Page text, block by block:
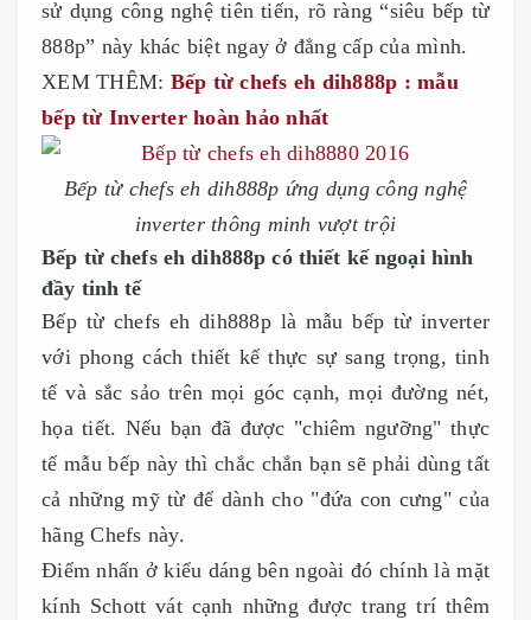
sử dụng công nghệ tiên tiến, rõ ràng “siêu bếp từ
888p” này khác biệt ngay ở đẳng cấp của mình.
XEM THÊM: Bếp từ chefs eh dih888p : mẫu
bếp từ Inverter hoàn hảo nhất
Bếp từ chefs eh dih888p ứng dụng công nghệ
inverter thông minh vượt trội
Bếp từ chefs eh dih888p có thiết kế ngoại hình
đầy tinh tế
Bếp từ chefs eh dih888p là mẫu bếp từ inverter
với phong cách thiết kế thực sự sang trọng, tinh
tế và sắc sảo trên mọi góc cạnh, mọi đường nét,
họa tiết. Nếu bạn đã được "chiêm ngưỡng" thực
tế mẫu bếp này thì chắc chắn bạn sẽ phải dùng tất
cả những mỹ từ để dành cho "đứa con cưng" của
hãng Chefs này.
Điểm nhấn ở kiểu dáng bên ngoài đó chính là mặt
kính Schott vát cạnh những được trang trí thêm